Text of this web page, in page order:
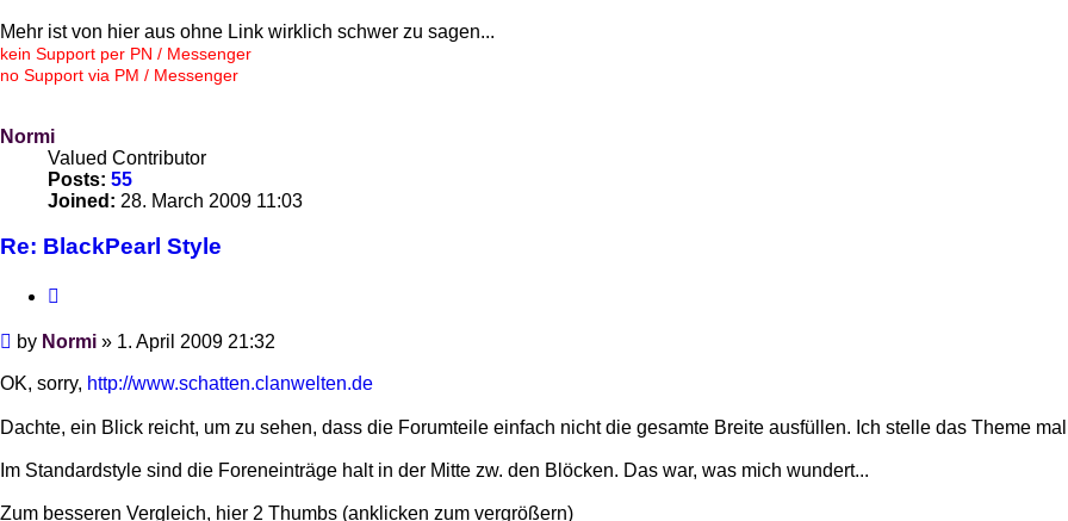
Mehr ist von hier aus ohne Link wirklich schwer zu sagen...
kein Support per PN / Messenger
no Support via PM / Messenger
Normi
Valued Contributor
Posts: 55
Joined: 28. March 2009 11:03
Re: BlackPearl Style
Post
by Normi » 1. April 2009 21:32
OK, sorry, http://www.schatten.clanwelten.de
Dachte, ein Blick reicht, um zu sehen, dass die Forumteile einfach nicht die gesamte Breite ausfüllen. Ich stelle das Theme
Im Standardstyle sind die Foreneinträge halt in der Mitte zw. den Blöcken. Das war, was mich wundert...
Zum besseren Vergleich, hier 2 Thumbs (anklicken zum vergrößern)